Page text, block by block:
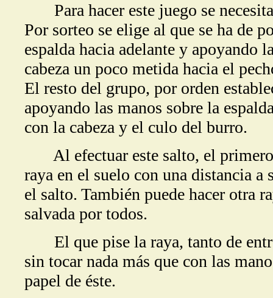
Para hacer este juego se
Por sorteo se elige al que se ha de
espalda hacia adelante y apoyando
cabeza un poco metida hacia el
El resto del grupo, por orden
apoyando las manos sobre la
con la cabeza y el culo del burro.
Al efectuar este salto, el primero
raya en el suelo con una distancia
el salto. También puede hacer otra
salvada por todos.
El que pise la raya, tanto de
sin tocar nada más que con las
papel de éste.